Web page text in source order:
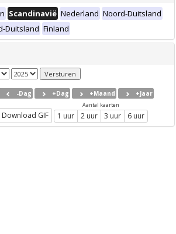
Scandinavië Nederland Noord-Duitsland
Duitsland Finland
-Dag +Dag +Maand +Jaar
Download GIF
Aantal kaarten
1 uur 2 uur 3 uur 6 uur